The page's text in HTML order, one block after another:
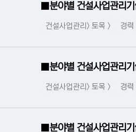
■분야별 건설사업관리
건설사업관리> 토목 > 경력
■분야별 건설사업관리
건설사업관리> 토목 > 경력
■분야별 건설사업관리